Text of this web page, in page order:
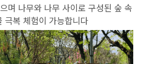
며 나무와 나무 사이로 구성된 숲 속
극복 체험이 가능합니다